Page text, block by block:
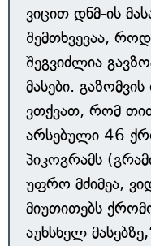
ვიცით დნმ-ის
შემთხვევაა,
შეგვიძლია
მასები.
ვთქვათ, რომ
არსებული 46
პიკოგრამს
უფრო მძიმეა,
მიუთითებს
აუხსნელ